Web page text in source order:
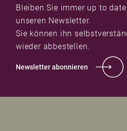
Bleiben Sie immer up to
unseren Newsletter.
Sie können ihn
wieder abbestellen.
Newsletter abonnieren